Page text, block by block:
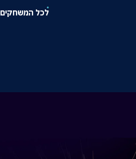
לכל המשחקים